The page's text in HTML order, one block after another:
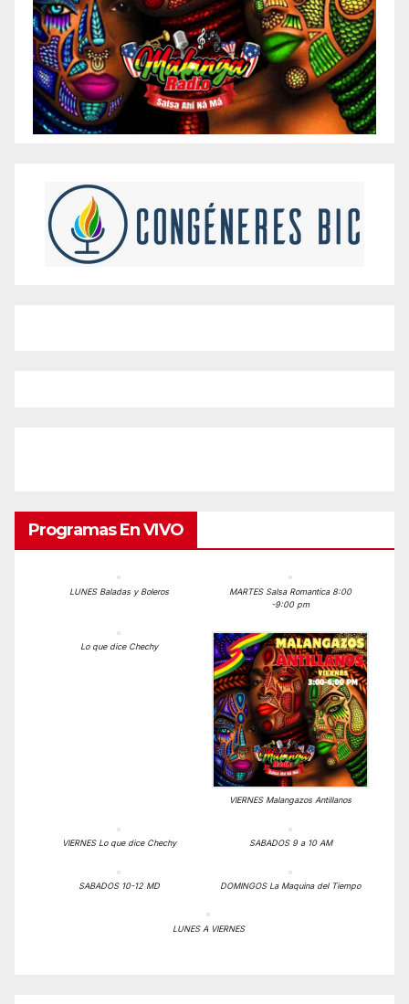
Programas En VIVO
LUNES Baladas y Boleros
MARTES Salsa Romantica 8:00
-9:00 pm
Lo que dice Chechy
VIERNES Malangazos Antillanos
VIERNES Lo que dice Chechy SABADOS 9 a 10 AM
SABADOS 10-12 MD DOMINGOS La Maquina del Tiempo
LUNES A VIERNES